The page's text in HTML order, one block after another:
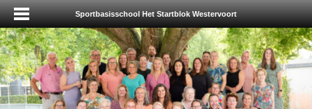
Sportbasisschool Het Startblok Westervoort